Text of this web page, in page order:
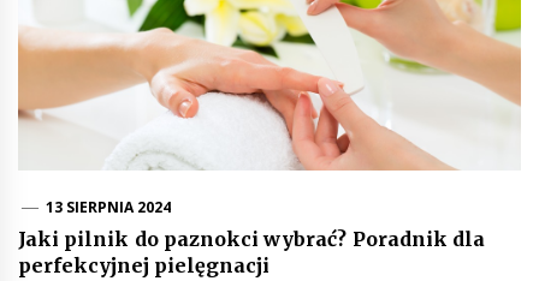
13 SIERPNIA 2024
Jaki pilnik do paznokci wybrać? Poradnik dla
perfekcyjnej pielęgnacji